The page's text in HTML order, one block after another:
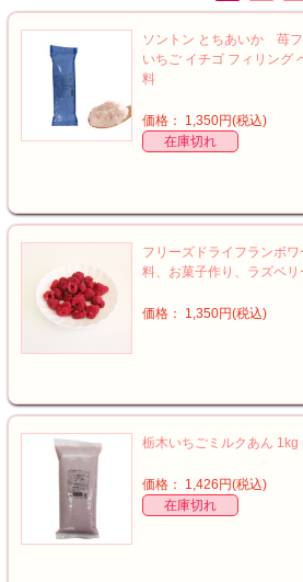
ソントン とちあいか 苺
いちご イチゴ フィリング
料
価格： 1,350円(税込)
在庫切れ
フリーズドライフランボ
料、お菓子作り、ラズベリ
価格： 1,350円(税込)
栃木いちごミルクあん
価格： 1,426円(税込)
在庫切れ